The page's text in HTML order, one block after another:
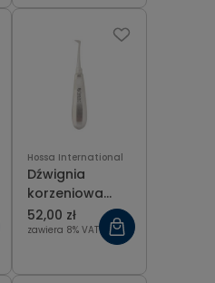
Hossa International
Dźwignia
korzeniowa
Cryer prawa
52,00 zł
zawiera 8% VAT